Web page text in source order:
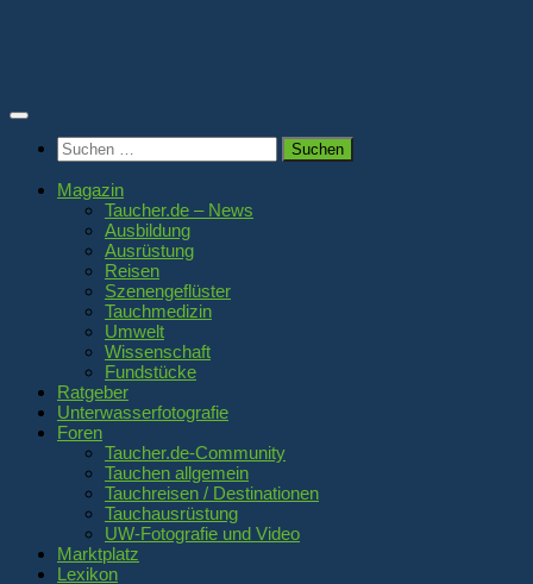
Suchen
nach:
Magazin
Taucher.de – News
Ausbildung
Ausrüstung
Reisen
Szenengeflüster
Tauchmedizin
Umwelt
Wissenschaft
Fundstücke
Ratgeber
Unterwasserfotografie
Foren
Taucher.de-Community
Tauchen allgemein
Tauchreisen / Destinationen
Tauchausrüstung
UW-Fotografie und Video
Marktplatz
Lexikon